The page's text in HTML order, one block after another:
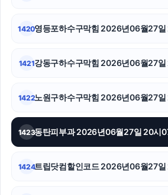
1420영등포하수구막힘 2026년06월27
1421강동구하수구막힘 2026년06월27
1422노원구하수구막힘 2026년06월27일
1423동탄피부과 2026년06월27일 20시
1424트립닷컴할인코드 2026년06월27일